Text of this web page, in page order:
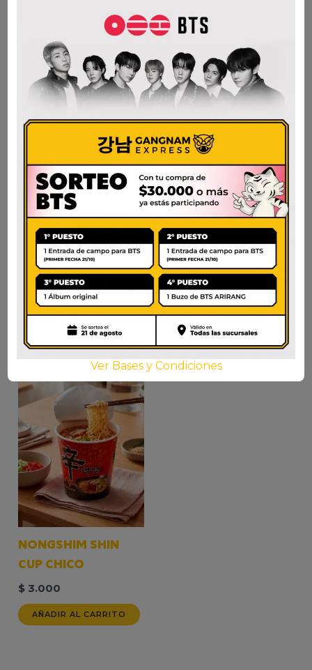
JIN CUP SUAVE
2.300
AÑADIR AL CARRITO
NONGSHIM SHIN
STIR FRY CHEESE
$3.900
AÑADIR AL CARRITO
NONGSHIM SHIN
CUP CHICO
$ 3.000
AÑADIR AL CARRITO
Ver Bases y Condiciones